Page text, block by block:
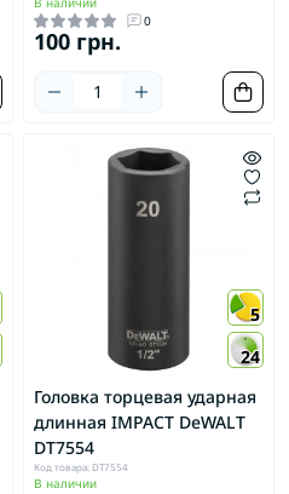
0
100 грн.
5
24
Головка торцевая ударная
длинная IMPACT DeWALT
DT7554
Код товара: DT7554
В наличии